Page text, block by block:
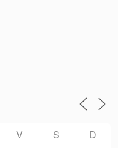
V S D